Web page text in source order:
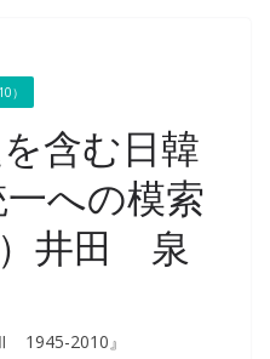
）
含む日韓
への模索
）井田 泉
1945-2010』